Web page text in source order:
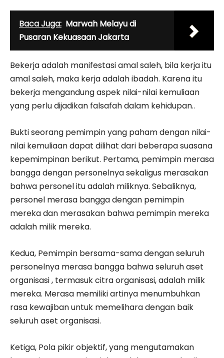
Baca Juga: Marwah Melayu di
Pusaran Kekuasaan Jakarta
Bekerja adalah manifestasi amal saleh, bila kerja itu
amal saleh, maka kerja adalah ibadah. Karena itu
bekerja mengandung aspek nilai-nilai kemuliaan
yang perlu dijadikan falsafah dalam kehidupan..
Bukti seorang pemimpin yang paham dengan nilai-
nilai kemuliaan dapat dilihat dari beberapa suasana
kepemimpinan berikut. Pertama, pemimpin merasa
bangga dengan personelnya sekaligus merasakan
bahwa personel itu adalah miliknya. Sebaliknya,
personel merasa bangga dengan pemimpin
mereka dan merasakan bahwa pemimpin mereka
adalah milik mereka.
Kedua, Pemimpin bersama-sama dengan seluruh
personelnya merasa bangga bahwa seluruh aset
organisasi , termasuk citra organisasi, adalah milik
mereka. Merasa memiliki artinya menumbuhkan
rasa kewajiban untuk memelihara dengan baik
seluruh aset organisasi.
Ketiga, Pola pikir objektif, yang mengutamakan